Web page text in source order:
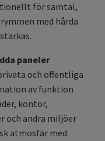
för samtal,
med hårda
paneler
och offentliga
av funktion
kontor,
och andra miljöer
atmosfär med